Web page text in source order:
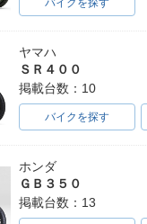
バイクを探す
ヤマハ
ＳＲ４００
掲載台数：10
バイクを探す
ホンダ
ＧＢ３５０
掲載台数：13